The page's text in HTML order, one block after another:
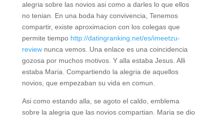
alegria sobre las novios asi­ como a darles lo que ellos
no tenian. En una boda hay convivencia, Tenemos
compartir, existe aproximacion con los colegas que
permite tiempo http://datingranking.net/es/imeetzu-
reviewnunca vemos. Una enlace es una coincidencia
gozosa por muchos motivos. Y alla estaba Jesus. Alli
estaba Maria. Compartiendo la alegria de aquellos
novios, que empezaban su vida en comun.
Asi­ como estando alla, se agoto el caldo, emblema
sobre la alegria que las novios compartian. Maria se dio